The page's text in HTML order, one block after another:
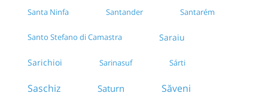
Santa Ninfa Santander Santarém
Santo Stefano di Camastra Saraiu
Sarichioi Sarinasuf Sárti
Saschiz Saturn Săveni